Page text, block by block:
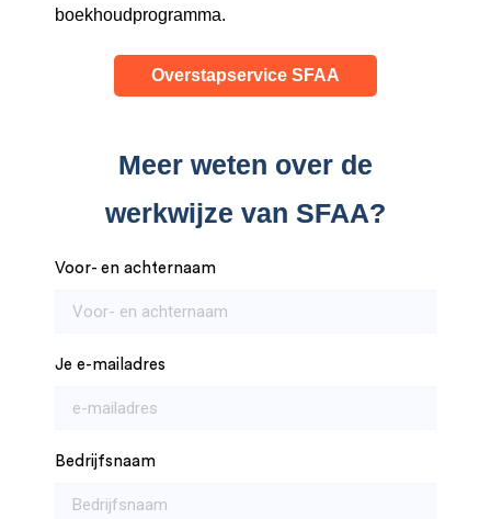
boekhoudprogramma.
Overstapservice SFAA
Meer weten over de
werkwijze van SFAA?
Voor- en achternaam
Je e-mailadres
Bedrijfsnaam